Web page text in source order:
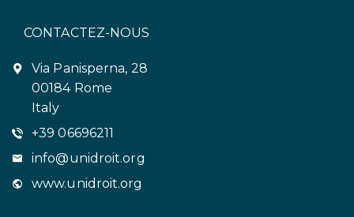
CONTACTEZ-NOUS
Via Panisperna, 28
00184 Rome
Italy
+39 06696211
info@unidroit.org
www.unidroit.org